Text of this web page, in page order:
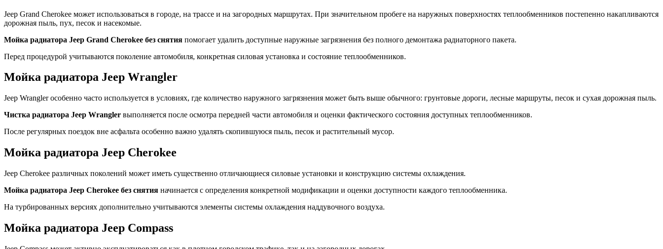
Jeep Grand Cherokee может использоваться в городе, на трассе и на загородных маршрутах. При значительном пробеге на наружных поверхностях теплообменников постепенно накапливаются
дорожная пыль, пух, песок и насекомые.
Мойка радиатора Jeep Grand Cherokee без снятия помогает удалить доступные наружные загрязнения без полного демонтажа радиаторного пакета.
Перед процедурой учитываются поколение автомобиля, конкретная силовая установка и состояние теплообменников.
Мойка радиатора Jeep Wrangler
Jeep Wrangler особенно часто используется в условиях, где количество наружного загрязнения может быть выше обычного: грунтовые дороги, лесные маршруты, песок и сухая дорожная пыль.
Чистка радиатора Jeep Wrangler выполняется после осмотра передней части автомобиля и оценки фактического состояния доступных теплообменников.
После регулярных поездок вне асфальта особенно важно удалять скопившуюся пыль, песок и растительный мусор.
Мойка радиатора Jeep Cherokee
Jeep Cherokee различных поколений может иметь существенно отличающиеся силовые установки и конструкцию системы охлаждения.
Мойка радиатора Jeep Cherokee без снятия начинается с определения конкретной модификации и оценки доступности каждого теплообменника.
На турбированных версиях дополнительно учитываются элементы системы охлаждения наддувочного воздуха.
Мойка радиатора Jeep Compass